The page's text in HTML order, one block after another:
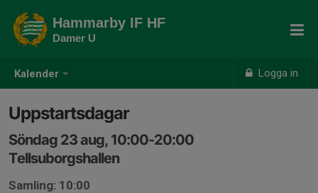
Kalender Logga in
Hammarby IF HF
Damer U
Uppstartsdagar
Söndag 23 aug, 10:00-20:00
Tellsuborgshallen
Samling: 10:00